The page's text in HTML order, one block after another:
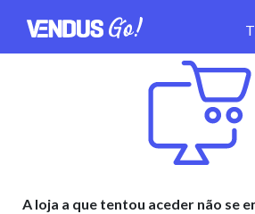
A loja a que tentou aceder não se